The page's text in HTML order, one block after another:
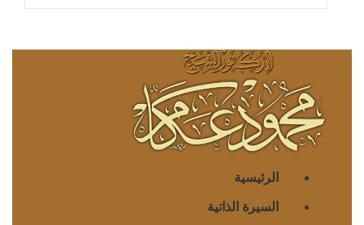
الرئيسية
السيرة الذاتية